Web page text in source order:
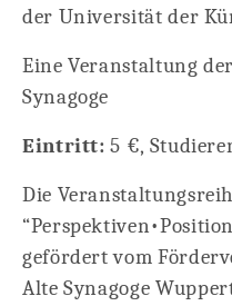
der Universität der
Eine Veranstaltung
Synagoge
Eintritt:5 €,
Die
gefördert vom
Alte Synagoge